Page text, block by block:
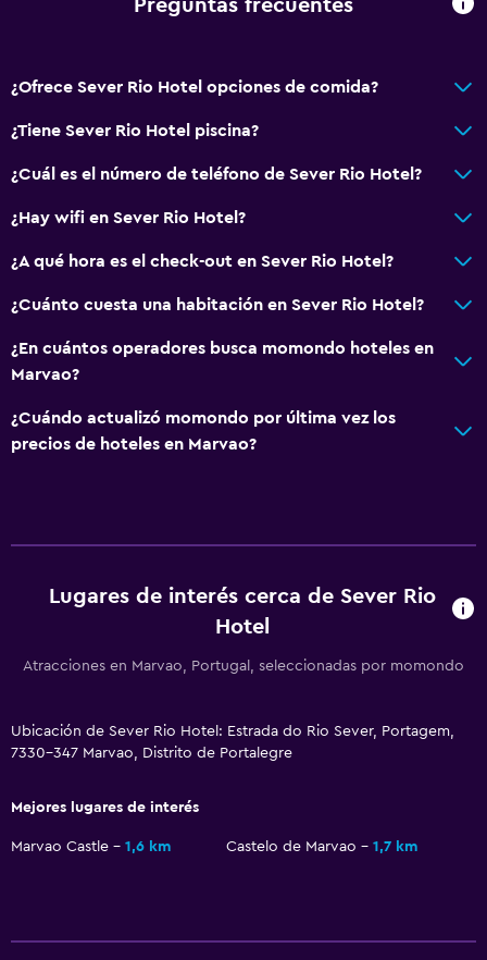
Habitaciones insonorizadas
Vista a la montaña
Espacio de almacenamiento
Baño
Ducha
Inodoro con cisterna alta
Papel higiénico
Actividades
Canotaje
Paseos a caballo
Comedor
Almuerzos para llevar
Preguntas frecuentes
¿Ofrece Sever Rio Hotel opciones de comida?
¿Tiene Sever Rio Hotel piscina?
¿Cuál es el número de teléfono de Sever Rio Hotel?
¿Hay wifi en Sever Rio Hotel?
¿A qué hora es el check-out en Sever Rio Hotel?
¿Cuánto cuesta una habitación en Sever Rio Hotel?
¿En cuántos operadores busca momondo hoteles en
Marvao?
¿Cuándo actualizó momondo por última vez los
precios de hoteles en Marvao?
Lugares de interés cerca de Sever Rio
Hotel
Atracciones en Marvao, Portugal, seleccionadas por momondo
Ubicación de Sever Rio Hotel: Estrada do Rio Sever, Portagem,
7330-347 Marvao, Distrito de Portalegre
Mejores lugares de interés
Marvao Castle 1,6 km Castelo de Marvao 1,7 km